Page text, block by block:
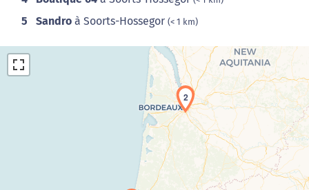
5 Sandro à Soorts-Hossegor (< 1 km)
Chargement de la carte en cours...
2